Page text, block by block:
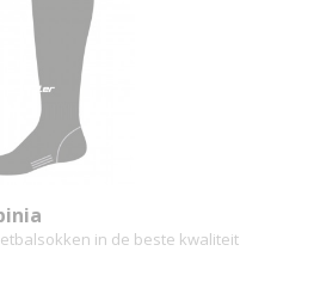
in de beste kwaliteit